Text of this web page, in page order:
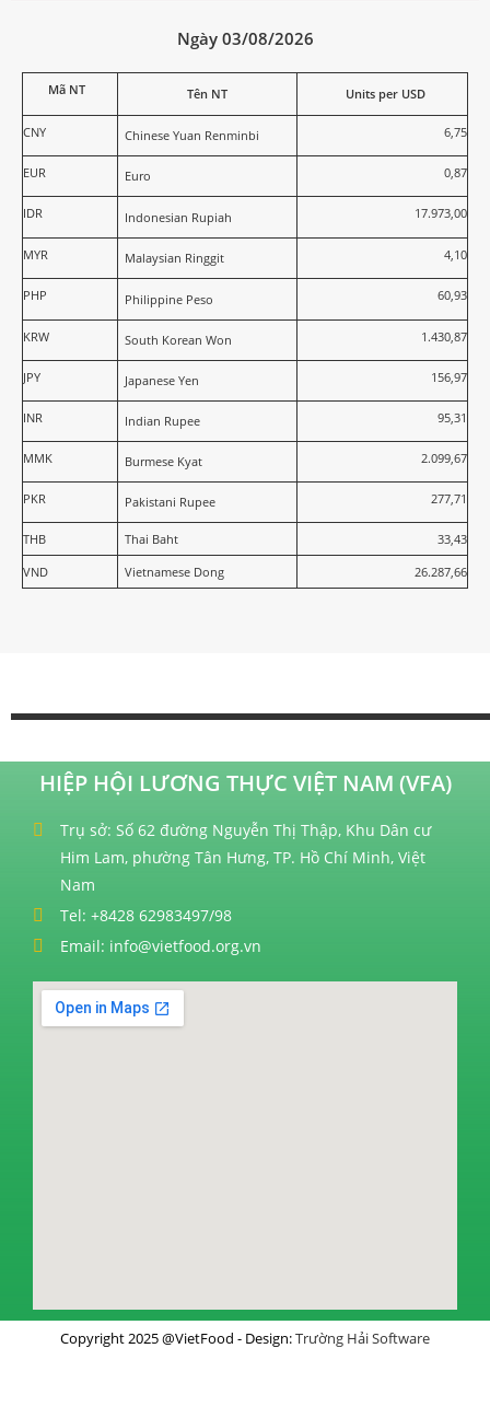
Ngày 03/08/2026
Mã NT Tên NT Units per USD
CNY Chinese Yuan Renminbi 6,75
EUR Euro 0,87
IDR Indonesian Rupiah 17.973,00
MYR Malaysian Ringgit 4,10
PHP Philippine Peso 60,93
KRW South Korean Won 1.430,87
JPY Japanese Yen 156,97
INR Indian Rupee 95,31
MMK Burmese Kyat 2.099,67
PKR Pakistani Rupee 277,71
THB Thai Baht
33,43
VND
Vietnamese Dong 26.287,66
HIỆP HỘI LƯƠNG THỰC VIỆT NAM (VFA)
Trụ sở: Số 62 đường Nguyễn Thị Thập, Khu Dân cư
Him Lam, phường Tân Hưng, TP. Hồ Chí Minh, Việt
Nam
Tel: +8428 62983497/98
Email: info@vietfood.org.vn
Copyright 2025 @VietFood - Design:Trường Hải Software